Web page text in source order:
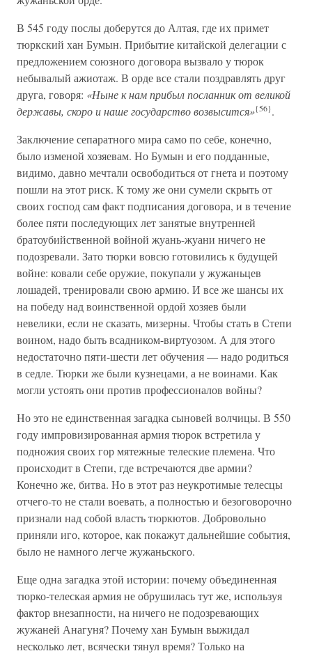
В 545 году послы доберутся до Алтая, где их примет
тюркский хан Бумын. Прибытие китайской делегации с
предложением союзного договора вызвало у тюрок
небывалый ажиотаж. В орде все стали поздравлять друг
друга, говоря: «Ныне к нам прибыл посланник от великой
державы, скоро и наше государство возвысится»{56}.
Заключение сепаратного мира само по себе, конечно,
было изменой хозяевам. Но Бумын и его подданные,
видимо, давно мечтали освободиться от гнета и поэтому
пошли на этот риск. К тому же они сумели скрыть от
своих господ сам факт подписания договора, и в течение
более пяти последующих лет занятые внутренней
братоубийственной войной жуань-жуани ничего не
подозревали. Зато тюрки вовсю готовились к будущей
войне: ковали себе оружие, покупали у жужаньцев
лошадей, тренировали свою армию. И все же шансы их
на победу над воинственной ордой хозяев были
невелики, если не сказать, мизерны. Чтобы стать в Степи
воином, надо быть всадником-виртуозом. А для этого
недостаточно пяти-шести лет обучения — надо родиться
в седле. Тюрки же были кузнецами, а не воинами. Как
могли устоять они против профессионалов войны?
Но это не единственная загадка сыновей волчицы. В 550
году импровизированная армия тюрок встретила у
подножия своих гор мятежные телеские племена. Что
происходит в Степи, где встречаются две армии?
Конечно же, битва. Но в этот раз неукротимые телесцы
отчего-то не стали воевать, а полностью и безоговорочно
признали над собой власть тюркютов. Добровольно
приняли иго, которое, как покажут дальнейшие события,
было не намного легче жужаньского.
Еще одна загадка этой истории: почему объединенная
тюрко-телеская армия не обрушилась тут же, используя
фактор внезапности, на ничего не подозревающих
жужаней Анагуня? Почему хан Бумын выжидал
несколько лет, всячески тянул время? Только на